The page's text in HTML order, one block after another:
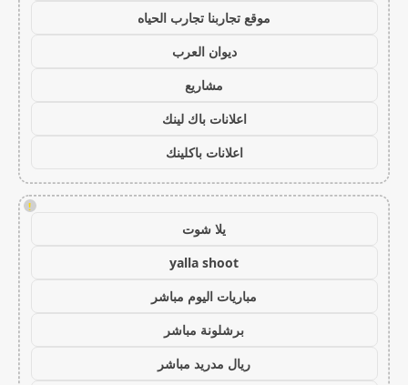
موقع تجاربنا تجارب الحياه
ديوان العرب
مشاريع
اعلانات باك لينك
اعلانات باكلينك
!
يلا شوت
yalla shoot
مباريات اليوم مباشر
برشلونة مباشر
ريال مدريد مباشر